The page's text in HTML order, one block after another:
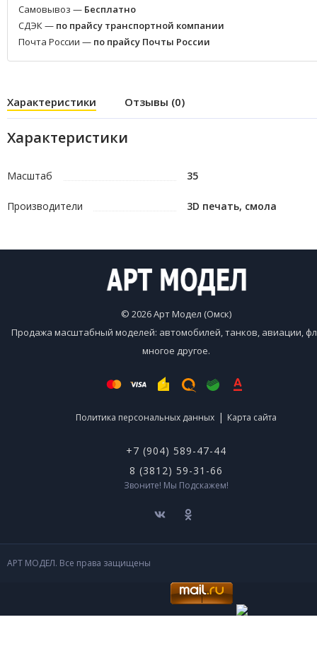
Самовывоз — Бесплатно
СДЭК — по прайсу транспортной компании
Почта России — по прайсу Почты России
Характеристики Отзывы (0)
Характеристики
Масштаб 35
Производители 3D печать, смола
© 2026 Арт Модел (Омск)
Продажа масштабный моделей: автомобилей, танков, авиации,
многое другое.
Политика персональных данных | Карта сайта
+7 (904) 589-47-44
8 (3812) 59-31-66
Звоните! Мы Подскажем!
АРТ МОДЕЛ. Все права защищены